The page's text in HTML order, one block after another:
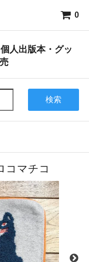
0
人出版本・グッ
検索
マチコ